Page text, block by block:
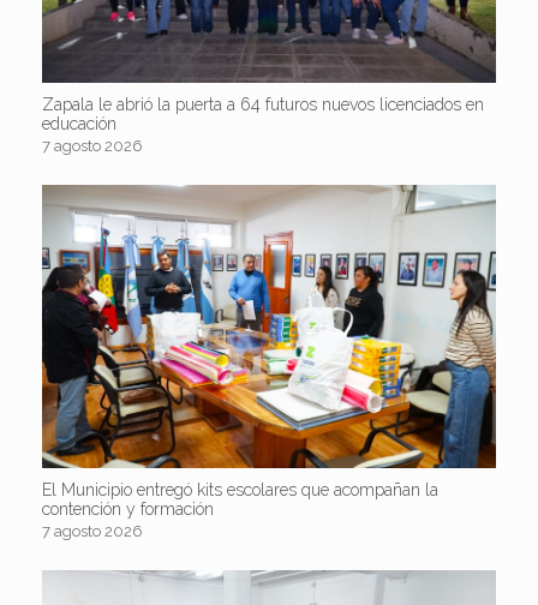
Zapala le abrió la puerta a 64 futuros nuevos licenciados en
educación
7 agosto 2026
El Municipio entregó kits escolares que acompañan la
contención y formación
7 agosto 2026